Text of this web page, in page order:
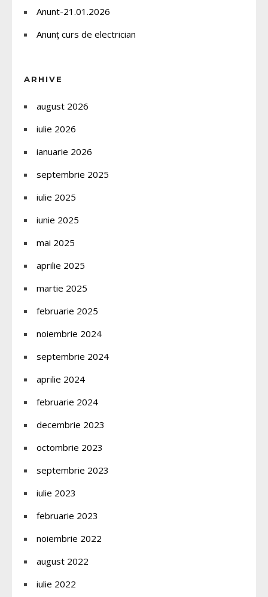
Anunt-21.01.2026
Anunț curs de electrician
ARHIVE
august 2026
iulie 2026
ianuarie 2026
septembrie 2025
iulie 2025
iunie 2025
mai 2025
aprilie 2025
martie 2025
februarie 2025
noiembrie 2024
septembrie 2024
aprilie 2024
februarie 2024
decembrie 2023
octombrie 2023
septembrie 2023
iulie 2023
februarie 2023
noiembrie 2022
august 2022
iulie 2022